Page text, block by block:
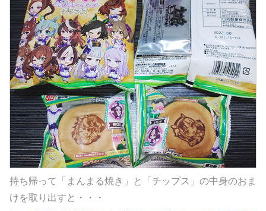
持ち帰って「まんまる焼き」と「チップス」の中身のおま
けを取り出すと・・・